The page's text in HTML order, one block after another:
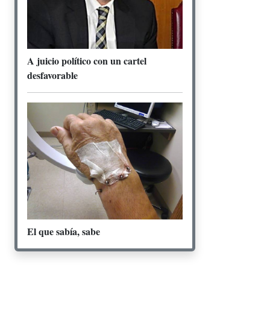
A juicio político con un cartel
desfavorable
El que sabía, sabe